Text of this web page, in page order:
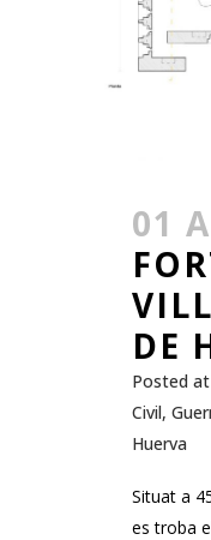
01
DE
Posted
Civil,
Huerva
Situat a
es troba